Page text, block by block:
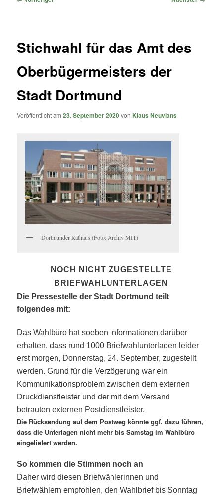
Stichwahl für das Amt des
Oberbügermeisters der
Stadt Dortmund
Veröffentlicht am23. September 2020von Klaus Neuvians
Dortmunder Rathaus (Foto: Archiv MIT)
NOCH NICHT ZUGESTELLTE
BRIEFWAHLUNTERLAGEN
Die Pressestelle der Stadt Dortmund teilt
folgendes mit:
Das Wahlbüro hat soeben Informationen darüber
erhalten, dass rund 1000 Briefwahlunterlagen leider
erst morgen, Donnerstag, 24. September, zugestellt
werden. Grund für die Verzögerung war ein
Kommunikationsproblem zwischen dem externen
Druckdienstleister und der mit dem Versand
betrauten externen Postdienstleister.
Die Rücksendung auf dem Postweg könnte ggf. dazu führen,
dass die Unterlagen nicht mehr bis Samstag im Wahlbüro
eingeliefert werden.
So kommen die Stimmen noch an
Daher wird diesen Briefwählerinnen und
Briefwählern empfohlen, den Wahlbrief bis Sonntag